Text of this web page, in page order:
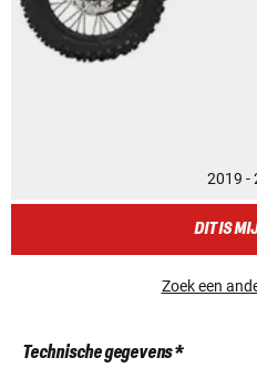
2019 -
DIT IS
Zoek een
Technische gegevens *